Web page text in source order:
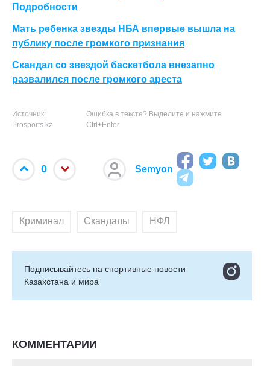
Подробности
Мать ребенка звезды НБА впервые вышла на
публику после громкого признания
Скандал со звездой баскетбола внезапно
развалился после громкого ареста
Источник:
Prosports.kz
Ошибка в тексте? Выделите и нажмите
Ctrl+Enter
0 Semyon
Криминал Скандалы НФЛ
Подписывайтесь на cпортивные новости
Казахстана и мира
КОММЕНТАРИИ